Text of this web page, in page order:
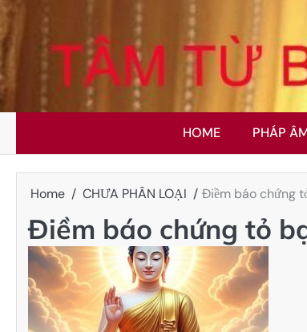
Skip
to
content
HOME PHÁP
Home CHƯA PHÂN LOẠI Điềm báo chứng
Điềm báo chứng tỏ